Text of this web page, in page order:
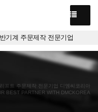
기계 주문제작 전문기업
프트 주문제작 전문기업 디엠씨코리아
BEST PARTNER WITH DMCKOREA